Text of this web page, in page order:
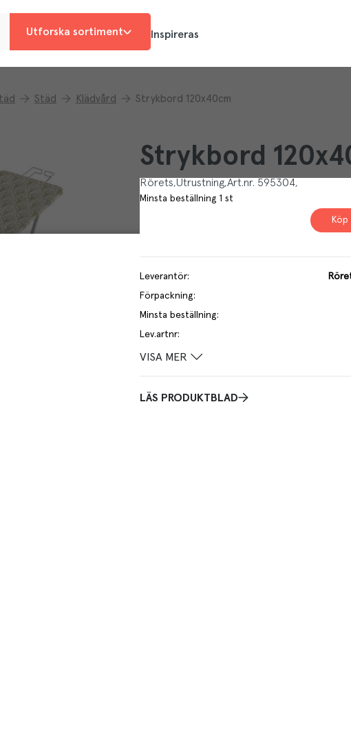
Utforska sortiment Inspireras
Städ Klädvård Strykbord 120x40cm
Strykbord
Rörets Utrustning Art.nr. 595304
Minsta beställning 1 st
Köp
Leverantör:
Förpackning:
Minsta beställning:
Lev.artnr:
VISA MER
LÄS PRODUKTBLAD